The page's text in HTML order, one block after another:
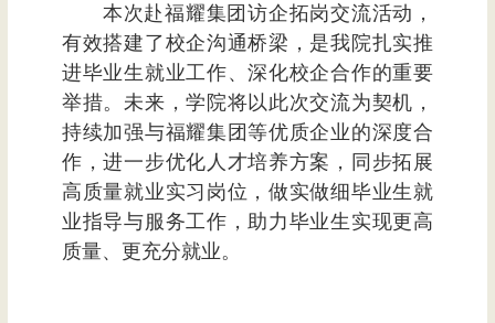
本次赴福耀集团访企拓岗交流活动，
有效搭建了校企沟通桥梁，是我院扎实推
进毕业生就业工作、深化校企合作的重要
举措。未来，学院将以此次交流为契机，
持续加强与福耀集团等优质企业的深度合
作，进一步优化人才培养方案，同步拓展
高质量就业实习岗位，做实做细毕业生就
业指导与服务工作，助力毕业生实现更高
质量、更充分就业。